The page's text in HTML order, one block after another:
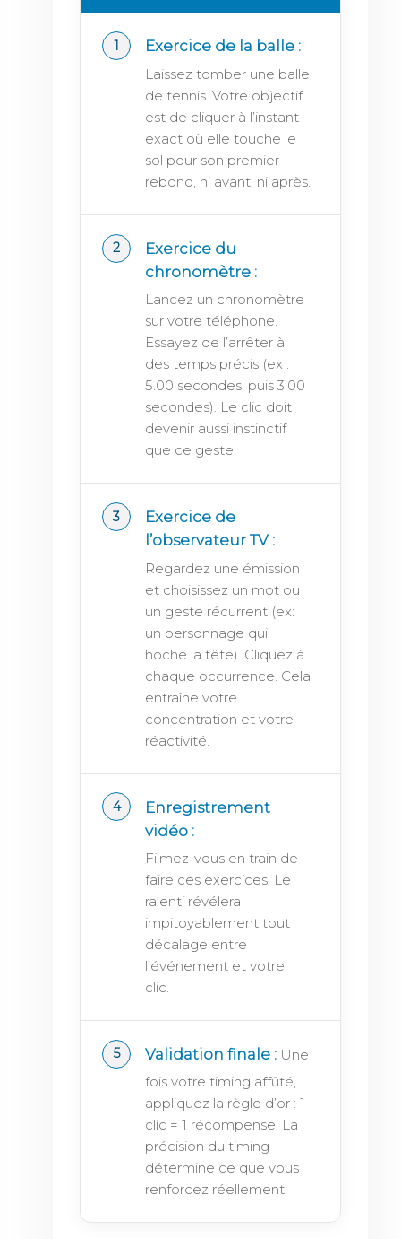
Exercice de la balle :
Laissez tomber une balle
de tennis. Votre objectif
est de cliquer à l’instant
exact où elle touche le
sol pour son premier
rebond, ni avant, ni après.
Exercice du
chronomètre :
Lancez un chronomètre
sur votre téléphone.
Essayez de l’arrêter à
des temps précis (ex :
5.00 secondes, puis 3.00
secondes). Le clic doit
devenir aussi instinctif
que ce geste.
Exercice de
l’observateur TV :
Regardez une émission
et choisissez un mot ou
un geste récurrent (ex:
un personnage qui
hoche la tête). Cliquez à
chaque occurrence. Cela
entraîne votre
concentration et votre
réactivité.
Enregistrement
vidéo :
Filmez-vous en train de
faire ces exercices. Le
ralenti révélera
impitoyablement tout
décalage entre
l’événement et votre
clic.
Validation finale : Une
fois votre timing affûté,
appliquez la règle d’or : 1
clic = 1 récompense. La
précision du timing
détermine ce que vous
renforcez réellement.